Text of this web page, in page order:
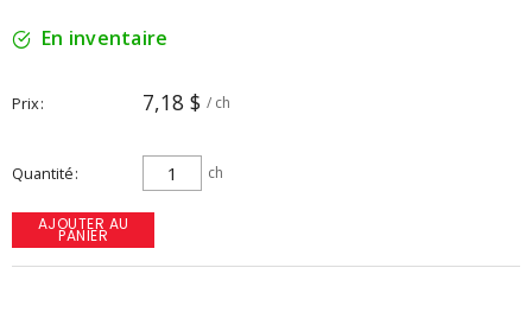
En inventaire
Prix 7,18 $ / ch
Quantité ch
AJOUTER AU
PANIER